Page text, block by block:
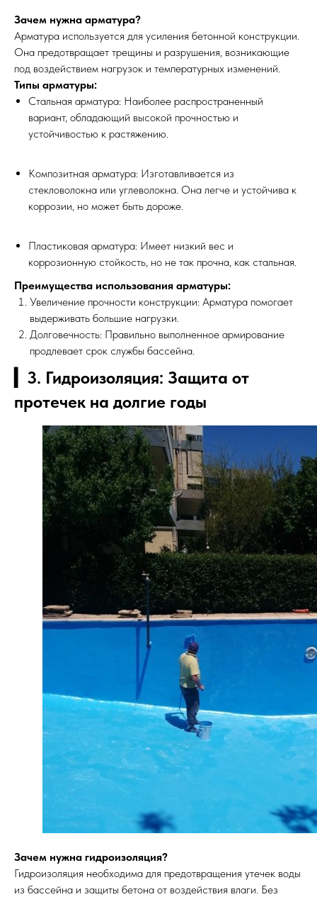
Зачем нужна арматура?
Арматура используется для усиления бетонной конструкции.
Она предотвращает трещины и разрушения, возникающие
под воздействием нагрузок и температурных изменений.
Типы арматуры:
Стальная арматура: Наиболее распространенный
вариант, обладающий высокой прочностью и
устойчивостью к растяжению.
Композитная арматура: Изготавливается из
стекловолокна или углеволокна. Она легче и устойчива к
коррозии, но может быть дороже.
Пластиковая арматура: Имеет низкий вес и
коррозионную стойкость, но не так прочна, как стальная.
Преимущества использования арматуры:
Увеличение прочности конструкции: Арматура помогает
выдерживать большие нагрузки.
Долговечность: Правильно выполненное армирование
продлевает срок службы бассейна.
▎3. Гидроизоляция: Защита от
протечек на долгие годы
Зачем нужна гидроизоляция?
Гидроизоляция необходима для предотвращения утечек воды
из бассейна и защиты бетона от воздействия влаги. Без